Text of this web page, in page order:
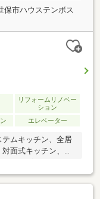
保市ハウステンボス
リフォームリノベー
ション
エレベーター
ムキッチン、全居
面式キッチン、東
リング、パントリ
相談、エレベータ